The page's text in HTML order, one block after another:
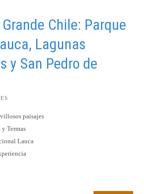
Chile: Parque
Lagunas
y San Pedro de
paisajes
y Termas
Lauca